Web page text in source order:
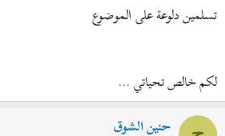
تسلمين دلوعة على الموضوع
لكم خالص تحياتي ...
حنين الشوق